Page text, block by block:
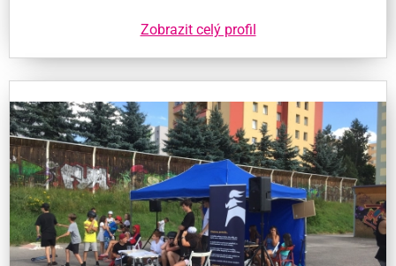
Zobrazit celý profil